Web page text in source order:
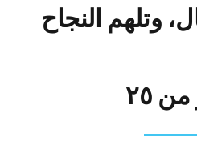
وتلهمالنجاح
٢٥